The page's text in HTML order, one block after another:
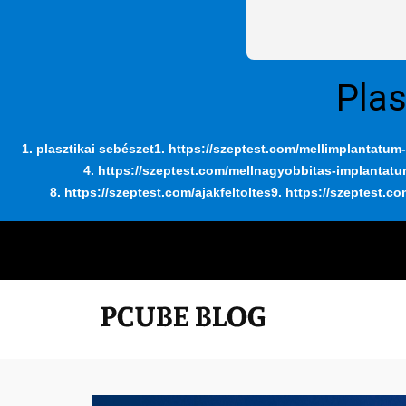
1. plasztikai sebészet1. https://szeptest.com/
4. https://szeptest.com/mellnagyobbitas-
8. https://szeptest.com/ajakfeltoltes9. https://